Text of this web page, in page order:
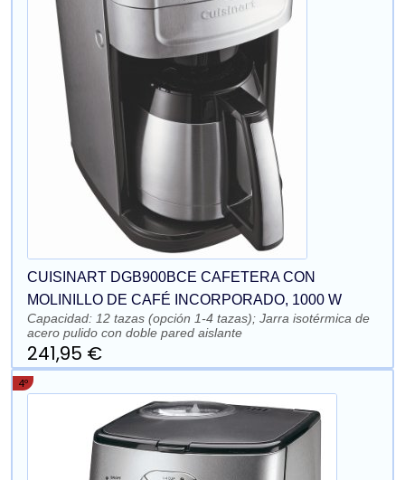
CUISINART DGB900BCE CAFETERA CON
MOLINILLO DE CAFÉ INCORPORADO, 1000 W
Capacidad: 12 tazas (opción 1-4 tazas); Jarra isotérmica de
acero pulido con doble pared aislante
241,95 €
4º